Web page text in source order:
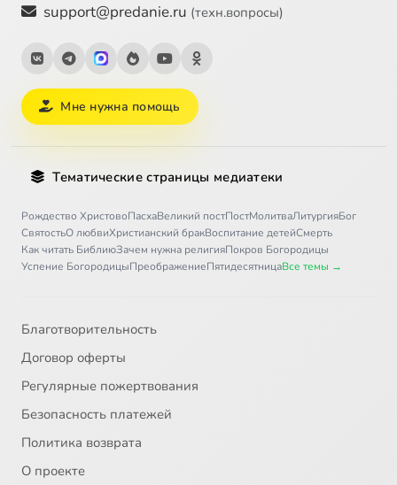
support@predanie.ru (техн.вопросы)
Мне нужна помощь
Тематические страницы медиатеки
Рождество ХристовоПасхаВеликий постПостМолитваЛитургияБог
СвятостьО любвиХристианский бракВоспитание детейСмерть
Как читать БиблиюЗачем нужна религияПокров Богородицы
Успение БогородицыПреображениеПятидесятницаВсе темы →
Благотворительность
Договор оферты
Регулярные пожертвования
Безопасность платежей
Политика возврата
О проекте